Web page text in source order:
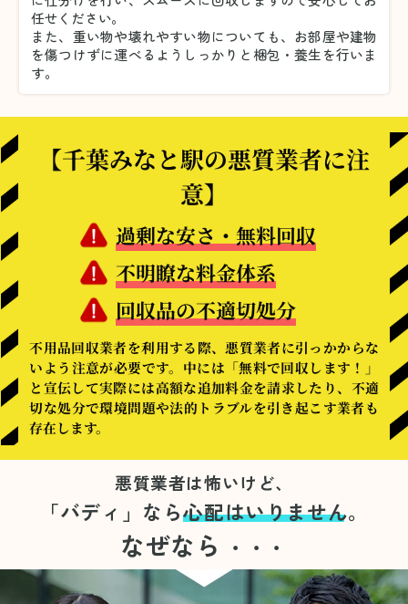
任せください。
また、重い物や壊れやすい物についても、お部屋や建物
を傷つけずに運べるようしっかりと梱包・養生を行いま
す。
【千葉みなと駅の悪質業者に注
意】
過剰な安さ・無料回収
不明瞭な料金体系
回収品の不適切処分
不用品回収業者を利用する際、悪質業者に引っかからな
いよう注意が必要です。中には「無料で回収します！」
と宣伝して実際には高額な追加料金を請求したり、不適
切な処分で環境問題や法的トラブルを引き起こす業者も
存在します。
悪質業者は怖いけど、
「バディ」なら心配はいりません。
なぜなら ・・・